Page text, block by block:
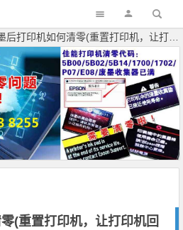
打印机如何清零(重置打印机，让打印机回到出厂设置)
(重置打印机，让打印机回